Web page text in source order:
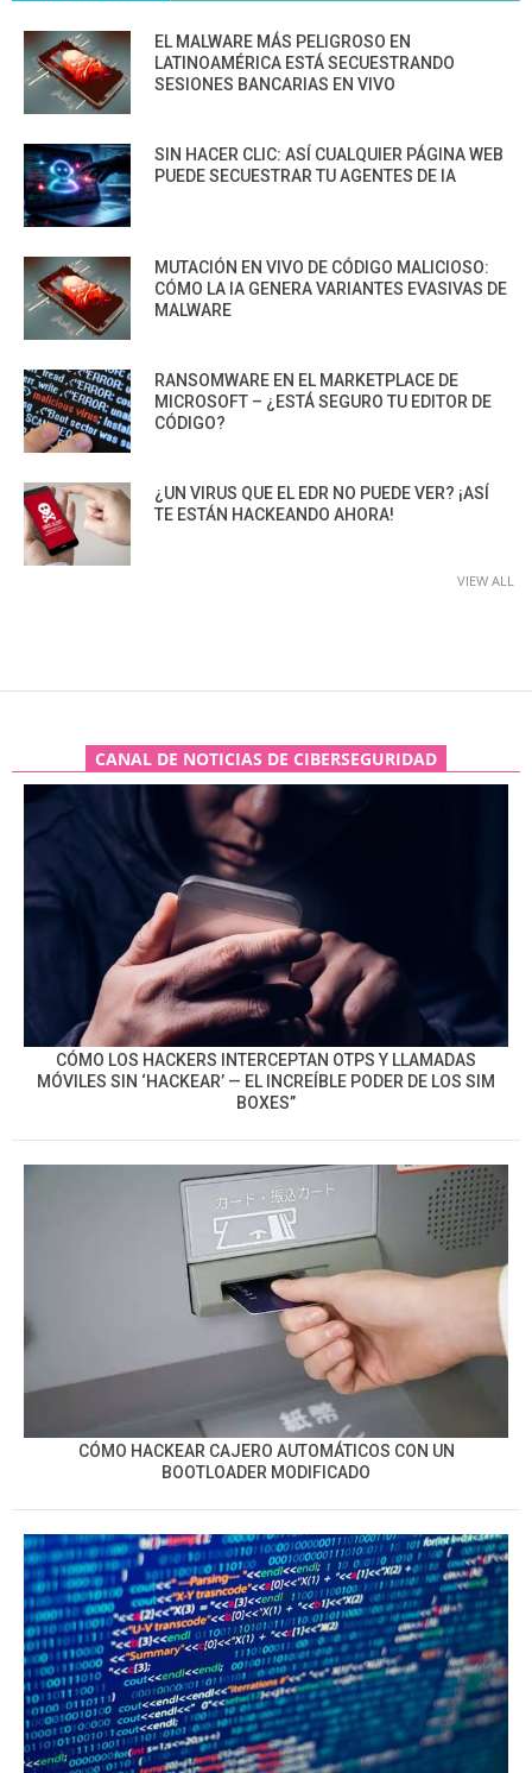
EL MALWARE MÁS PELIGROSO EN
LATINOAMÉRICA ESTÁ SECUESTRANDO
SESIONES BANCARIAS EN VIVO
SIN HACER CLIC: ASÍ CUALQUIER PÁGINA WEB
PUEDE SECUESTRAR TU AGENTES DE IA
MUTACIÓN EN VIVO DE CÓDIGO MALICIOSO:
CÓMO LA IA GENERA VARIANTES EVASIVAS DE
MALWARE
RANSOMWARE EN EL MARKETPLACE DE
MICROSOFT – ¿ESTÁ SEGURO TU EDITOR DE
CÓDIGO?
¿UN VIRUS QUE EL EDR NO PUEDE VER? ¡ASÍ
TE ESTÁN HACKEANDO AHORA!
VIEW ALL
CANAL DE NOTICIAS DE CIBERSEGURIDAD
CÓMO LOS HACKERS INTERCEPTAN OTPS Y LLAMADAS
MÓVILES SIN ‘HACKEAR’ — EL INCREÍBLE PODER DE LOS SIM
BOXES”
CÓMO HACKEAR CAJERO AUTOMÁTICOS CON UN
BOOTLOADER MODIFICADO